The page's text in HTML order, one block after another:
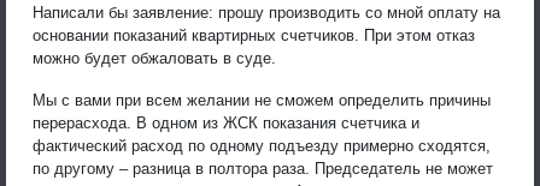
Написали бы заявление: прошу производить со мной оплату на
основании показаний квартирных счетчиков. При этом отказ
можно будет обжаловать в суде.
Мы с вами при всем желании не сможем определить причины
перерасхода. В одном из ЖСК показания счетчика и
фактический расход по одному подъезду примерно сходятся,
по другому – разница в полтора раза. Председатель не может